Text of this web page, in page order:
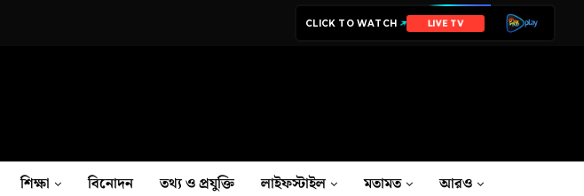
CLICK TO WATCH NEWS
শিক্ষা বিনোদন তথ‍্য ও প্রযুক্তি লাইফস্টাইল মতামত আরও